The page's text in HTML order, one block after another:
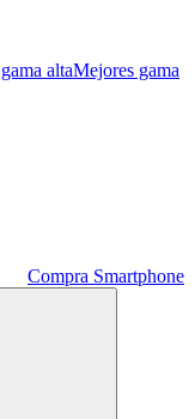
altaMejores gama
Compra Smartphone